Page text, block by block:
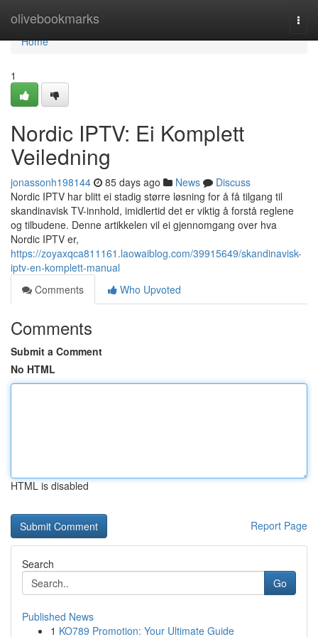
olivebookmarks
Home
Home
1
Nordic IPTV: Ei Komplett
Veiledning
jonassonh198144 85 days ago News
Discuss
Nordic IPTV har blitt ei stadig større løsning for å få tilgang til
skandinavisk TV-innhold, imidlertid det er viktig å forstå reglene
og tilbudene. Denne artikkelen vil ei gjennomgang over hva
Nordic IPTV er,
https://zoyaxqca811161.laowaiblog.com/39915649/skandinavisk-
iptv-en-komplett-manual
Comments
Who Upvoted
Comments
Submit a Comment
No HTML
HTML is disabled
Report Page
Search
Go
Published News
1 KO789 Promotion: Your Ultimate Guide